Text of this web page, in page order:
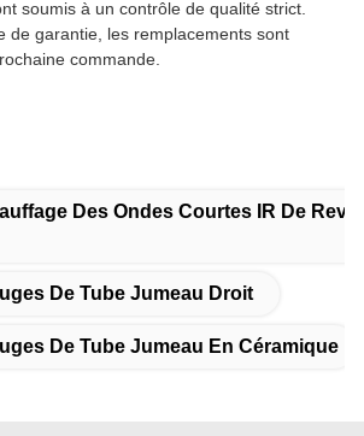
soumis à un contrôle de qualité strict.
de garantie, les remplacements sont
commande.
Des Ondes Courtes IR De
De Tube Jumeau Droit
De Tube Jumeau En Céramique